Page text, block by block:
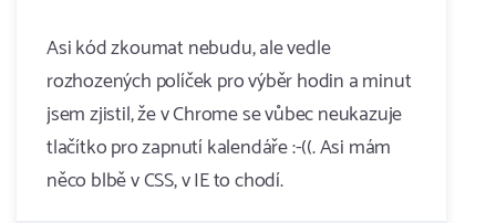
Asi kód zkoumat nebudu, ale vedle
rozhozených políček pro výběr hodin a minut
jsem zjistil, že v Chrome se vůbec neukazuje
tlačítko pro zapnutí kalendáře :-((. Asi mám
něco blbě v CSS, v IE to chodí.